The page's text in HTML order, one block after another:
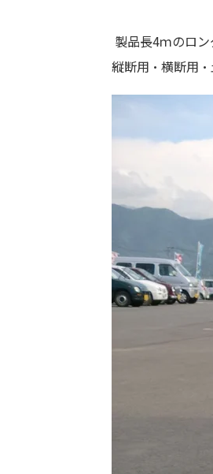
製品長4ｍのロ
縦断用・横断用